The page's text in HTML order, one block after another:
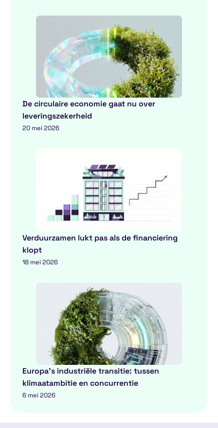
De circulaire economie gaat nu over
leveringszekerheid
20 mei 2026
Verduurzamen lukt pas als de financiering
klopt
18 mei 2026
Europa’s industriële transitie: tussen
klimaatambitie en concurrentie
6 mei 2026